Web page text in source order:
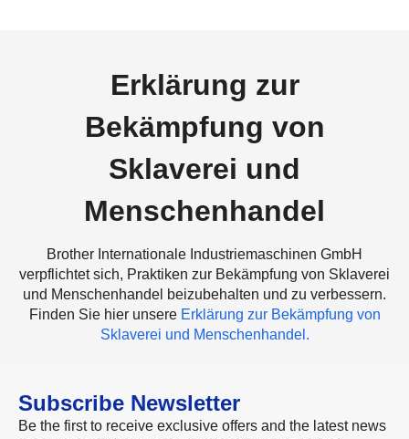
Erklärung zur
Bekämpfung von
Sklaverei und
Menschenhandel
Brother Internationale Industriemaschinen GmbH
verpflichtet sich, Praktiken zur Bekämpfung von Sklaverei
und Menschenhandel beizubehalten und zu verbessern.
Finden Sie hier unsere Erklärung zur Bekämpfung von
Sklaverei und Menschenhandel.
Subscribe Newsletter
Be the first to receive exclusive offers and the latest news